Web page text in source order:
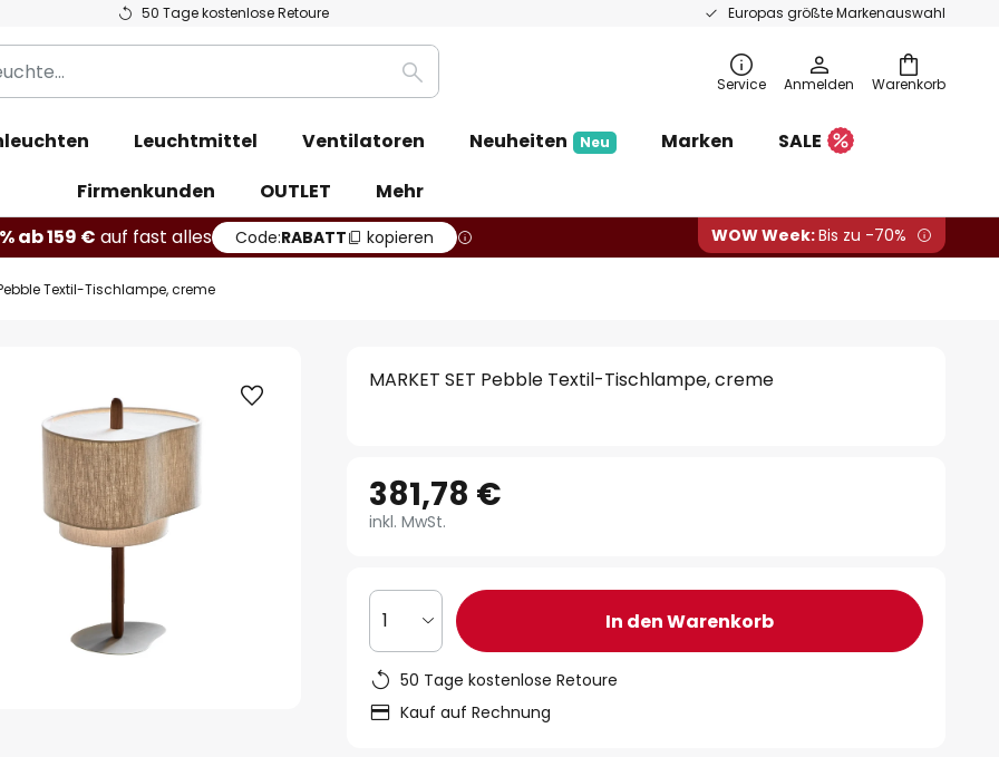
50 Tage kostenlose Retoure Europas größte Markenauswahl
Warenkorb
Suche Service Anmelden
Leuchtmittel Ventilatoren Neuheiten Neu Marken
SALE
Firmenkunden
OUTLET
Mehr
ab 159 € auf fast alles Code:RABATT kopieren WOW Week:Bis zu -70%
Pebble Textil-Tischlampe, creme
MARKET SET Pebble Textil-Tischlampe, creme
381,78 €
inkl. MwSt.
1 In den Warenkorb
50 Tage kostenlose Retoure
Kauf auf Rechnung